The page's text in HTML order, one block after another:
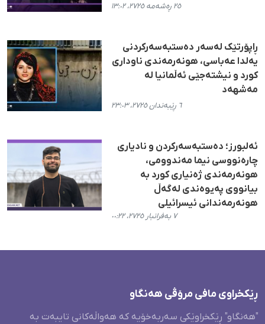
٢٥ ڕەشەمە ٢٧٢٥، ١٣:٠٢
ڕاپۆرتێک لەسەر دەستبەسەرکردنی
یەلدا عەباسی، هونەرمەندی ناوداری
کورد و نیشتەجێی ئەڵمانیا لە
مەشهەد
٦ ڕێبەندان ٢٧٢٥، ٢٣:٠٣
ئەلبورز؛ دەستبەسەرکردن و نادیاری
چارەنووسی نیما مەندوومی،
هونەرمەندی ژەنیاری کورد بە
بیانووی پەیوەندی لەگەڵ
هونەرمەندانی ئیسرائیلی
٧ بەفرانبار ٢٧٢٥، ٠٠:٢٢
ڕێکخراوی مافی مرۆڤی هەنگاو
"هەنگاو" ڕێکخراوێکی سەربەخۆیە کە هەواڵەکانی تایبەت بە